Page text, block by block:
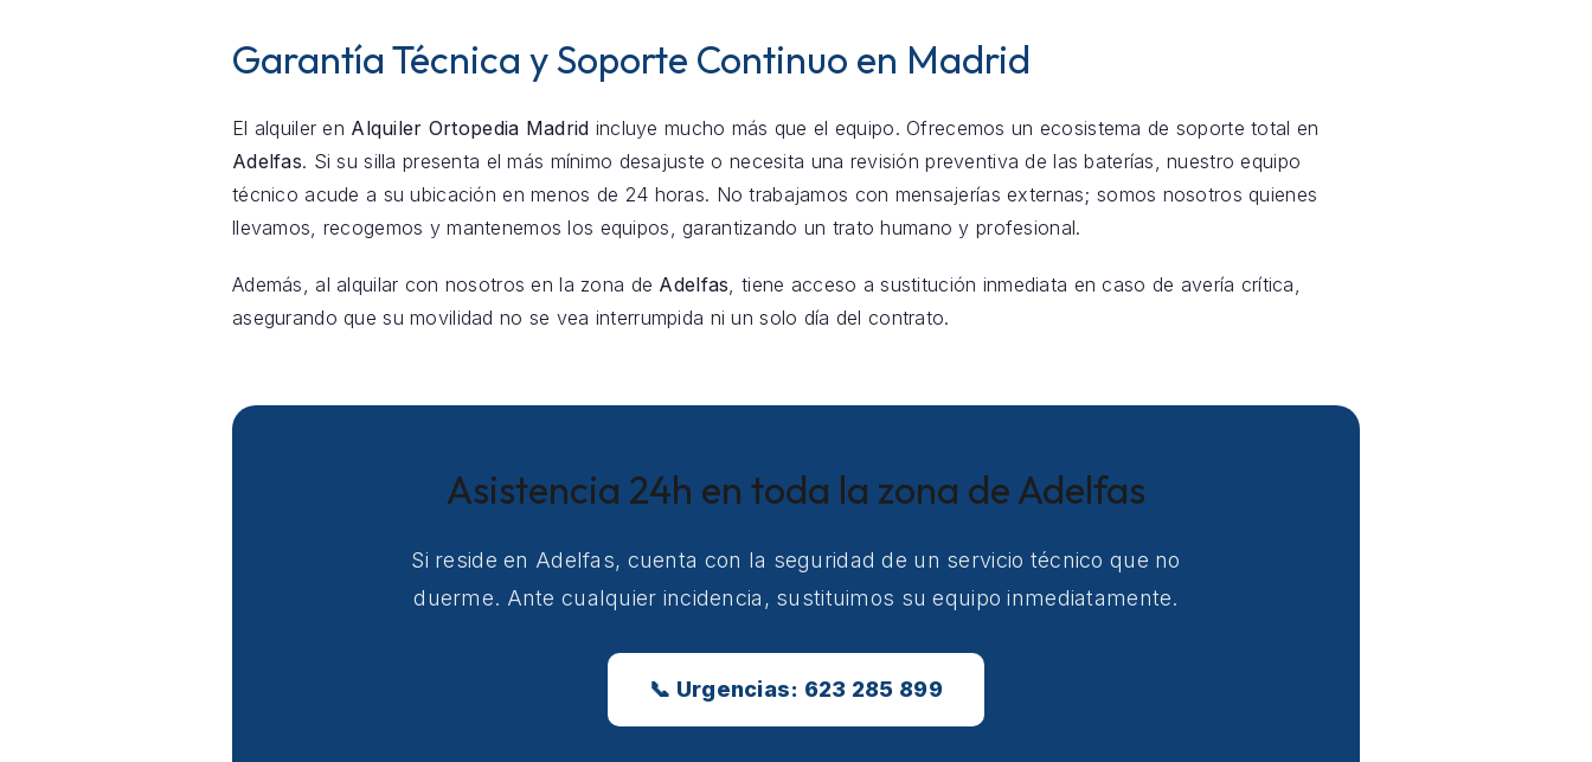
Garantía Técnica y Soporte Continuo en Madrid
El alquiler en Alquiler Ortopedia Madrid incluye mucho más que el equipo. Ofrecemos un ecosistema de soporte total en
Adelfas. Si su silla presenta el más mínimo desajuste o necesita una revisión preventiva de las baterías, nuestro equipo
técnico acude a su ubicación en menos de 24 horas. No trabajamos con mensajerías externas; somos nosotros quienes
llevamos, recogemos y mantenemos los equipos, garantizando un trato humano y profesional.
Además, al alquilar con nosotros en la zona de Adelfas, tiene acceso a sustitución inmediata en caso de avería crítica,
asegurando que su movilidad no se vea interrumpida ni un solo día del contrato.
Asistencia 24h en toda la zona de Adelfas
Si reside en Adelfas, cuenta con la seguridad de un servicio técnico que no
duerme. Ante cualquier incidencia, sustituimos su equipo inmediatamente.
📞 Urgencias: 623 285 899